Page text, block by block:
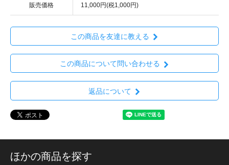
販売価格 11,000円(税1,000円)
この商品を友達に教える
この商品について問い合わせる
返品について
ほかの商品を探す